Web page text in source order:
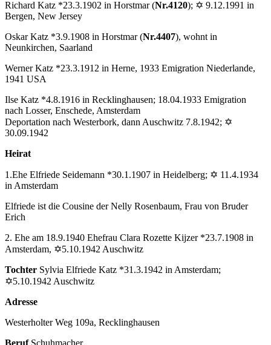
Richard Katz *23.3.1902 in Horstmar (Nr.4120); ✡ 9.12.1991 in
Bergen, New Jersey
Oskar Katz *3.9.1908 in Horstmar (Nr.4407), wohnt in
Neunkirchen, Saarland
Werner Katz *23.3.1912 in Herne, 1933 Emigration Niederlande,
1941 USA
Ilse Katz *4.8.1916 in Recklinghausen; 18.04.1933 Emigration
nach Losser, Enschede, Amsterdam
Deportation nach Westerbork, dann Auschwitz 7.8.1942; ✡
30.09.1942
Heirat
1.Ehe Elfriede Seidemann *30.1.1907 in Heidelberg; ✡ 11.4.1934
in Amsterdam
Elfriede ist die Cousine der Nelly Rosenbaum, Frau von Bruder
Erich
2. Ehe am 18.9.1940 Ehefrau Clara Rozette Kijzer *23.7.1908 in
Amsterdam, ✡5.10.1942 Auschwitz
Tochter Sylvia Elfriede Katz *31.3.1942 in Amsterdam;
✡5.10.1942 Auschwitz
Adresse
Westerholter Weg 109a, Recklinghausen
BerufSchuhmacher